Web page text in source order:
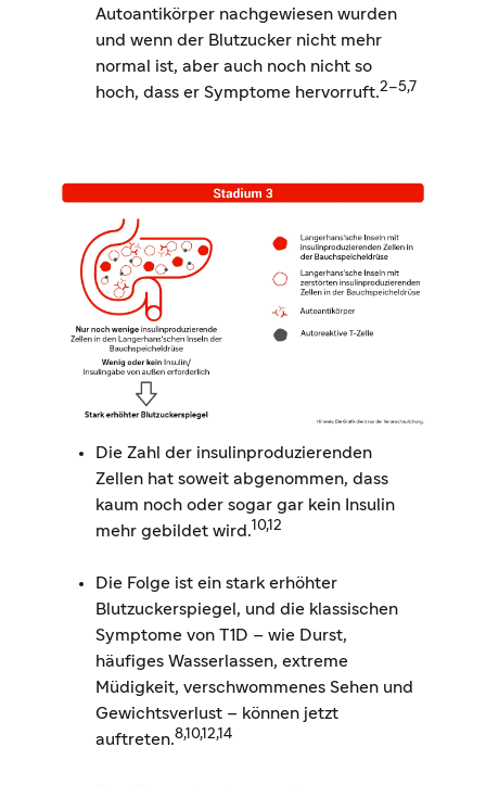
Autoantikörper nachgewiesen wurden
und wenn der Blutzucker nicht mehr
normal ist, aber auch noch nicht so
hoch, dass er Symptome hervorruft.2–5,7
Die Zahl der insulinproduzierenden
Zellen hat soweit abgenommen, dass
kaum noch oder sogar gar kein Insulin
mehr gebildet wird.10,12
Die Folge ist ein stark erhöhter
Blutzuckerspiegel, und die klassischen
Symptome von T1D – wie Durst,
häufiges Wasserlassen, extreme
Müdigkeit, verschwommenes Sehen und
Gewichtsverlust – können jetzt
auftreten.8,10,12,14